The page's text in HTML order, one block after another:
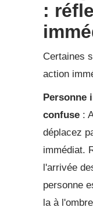
:
Certaines
action
Personne
confuse :
déplacez
immédiat.
l'arrivée
personne
la à